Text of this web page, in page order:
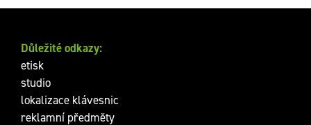
Důležité odkazy:
etisk
studio
lokalizace klávesnic
reklamní předměty